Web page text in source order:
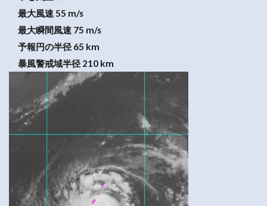
最大風速 55 m/s
最大瞬間風速 75 m/s
予報円の半径 65 km
暴風警戒域半径 210 km